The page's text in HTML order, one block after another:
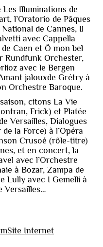
Illuminations de
l’Oratorio de Pâques
de Cannes, Il
avec Cappella
Caen et Ô mon bel
Rundfunk Orchester,
avec le Bergen
jalouxde Grétry à
Orchestre Baroque.
citons La Vie
Frick) et Platée
Versailles, Dialogues
la Force) à l’Opéra
Crusoé (rôle-titre)
et en concert, la
avec l’Orchestre
à Bozar, Zampa de
Lully avec I Gemelli à
Versailles…
Site Internet